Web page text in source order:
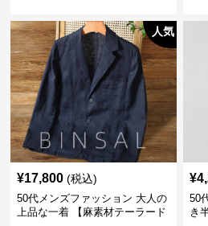
人気
¥17,800 (税込)
50代メンズファッション 大人の
上品な一着 【麻素材テーラード
¥
50
き